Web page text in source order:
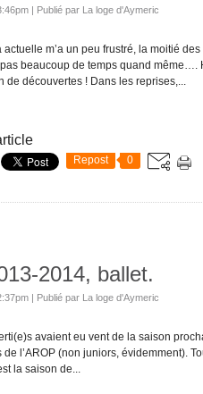
| Publié par La loge d'Aymeric
actuelle m’a un peu frustré, la moitié
pas beaucoup de temps quand
de découvertes ! Dans les reprises,...
Repost 0
2014, ballet.
| Publié par La loge d'Aymeric
avaient eu vent de la saison
de l’AROP (non juniors, évidemment).
la saison de...